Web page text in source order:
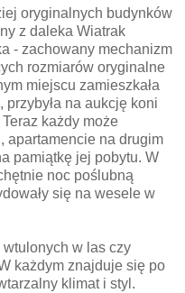
oryginalnych budynków
z daleka Wiatrak
- zachowany mechanizm
rozmiarów oryginalne
miejscu zamieszkała
na aukcję koni
każdy może
apartamencie na drugim
pamiątkę jej pobytu. W
noc poślubną
się na wesele w
w las czy
każdym znajduje się po
klimat i styl.